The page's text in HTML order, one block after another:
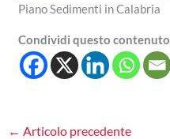
Piano Sedimenti in Calabria
Condividi questo contenuto
← Articolo precedente